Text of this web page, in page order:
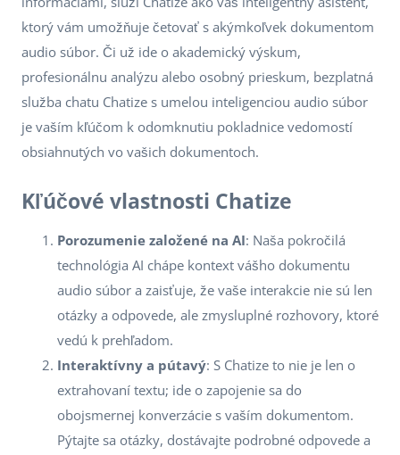
ktorý vám umožňuje četovať s akýmkoľvek dokumentom
audio súbor. Či už ide o akademický výskum,
profesionálnu analýzu alebo osobný prieskum, bezplatná
služba chatu Chatize s umelou inteligenciou audio súbor
je vaším kľúčom k odomknutiu pokladnice vedomostí
obsiahnutých vo vašich dokumentoch.
Kľúčové vlastnosti Chatize
Porozumenie založené na AI: Naša pokročilá
technológia AI chápe kontext vášho dokumentu
audio súbor a zaisťuje, že vaše interakcie nie sú len
otázky a odpovede, ale zmysluplné rozhovory, ktoré
vedú k prehľadom.
Interaktívny a pútavý: S Chatize to nie je len o
extrahovaní textu; ide o zapojenie sa do
obojsmernej konverzácie s vaším dokumentom.
Pýtajte sa otázky, dostávajte podrobné odpovede a